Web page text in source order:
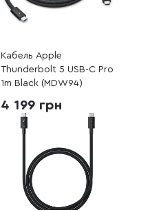
Кабель Apple
Thunderbolt 5 USB-C Pro
1m Black (MDW94)
4 199 грн